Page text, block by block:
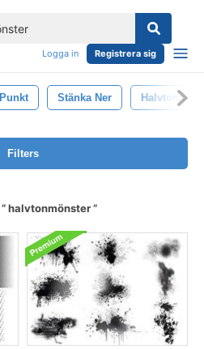
Logga in Registrera sig
Punkt Stänka Ner
Filters
halvtonmönster